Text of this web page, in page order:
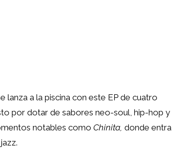
lanza a la piscina con este EP de cuatro
por dotar de sabores neo-soul, hip-hop y
notables como Chinita, donde entra